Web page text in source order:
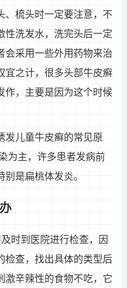
、梳头时一定要注意，不
性洗发水，洗完头后一定
会采用一些外用药物来治
宜之计，很多头部牛皮癣
作，主要是因为这个时候
发儿童牛皮癣的常见原
为主，许多患者发病前
是扁桃体发炎。
时到医院进行检查，因
检查，找出具体的类型后
激辛辣性的食物不吃，它